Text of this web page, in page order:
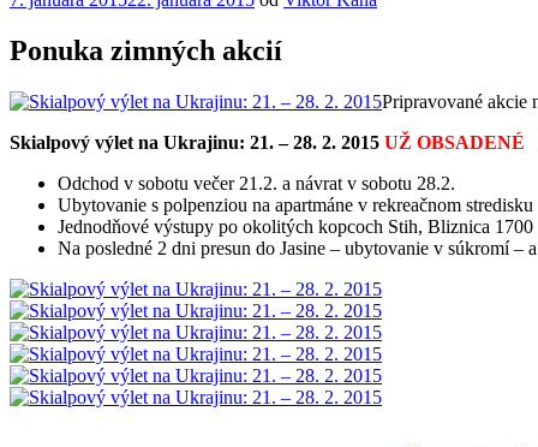
Ponuka zimných akcií
Pripravované akcie
Skialpový výlet na Ukrajinu: 21. – 28. 2. 2015 UŽ OBSADENÉ
Odchod v sobotu večer 21.2. a návrat v sobotu 28.2.
Ubytovanie s polpenziou na apartmáne v rekreačnom
Jednodňové výstupy po okolitých kopcoch Stih, Bliznica
Na posledné 2 dni presun do Jasine – ubytovanie v súkromí